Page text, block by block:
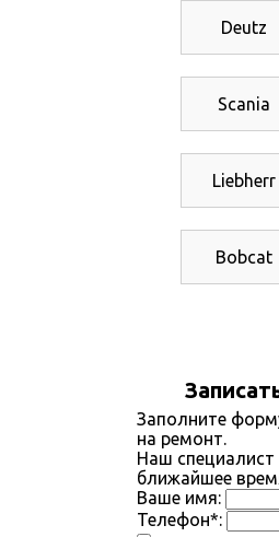
Deutz
Scania
Liebherr
Bobcat
Заполните
на ремонт.
Наш специалист
ближайшее
Ваше имя:
Телефон*: